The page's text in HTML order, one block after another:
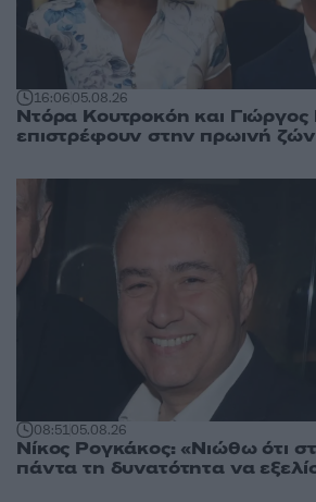
16:0605.08.26
Ντόρα Κουτροκόη και Γιώργος
επιστρέφουν στην πρωινή
08:5105.08.26
Νίκος Ρογκάκος: «Νιώθω ότι
πάντα τη δυνατότητα να